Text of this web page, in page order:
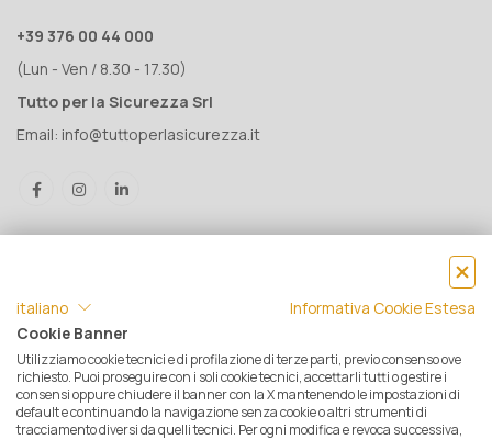
+39 376 00 44 000
(Lun - Ven / 8.30 - 17.30)
Tutto per la Sicurezza Srl
Email: info@tuttoperlasicurezza.it
® Tutto per la Sicurezza Srl IT05500560288 | Rea 471793 - C.S. €
10.000 i.v. | © 2025 Tutti i diritti riservati. Tutto per la sicurezza è un
marchio registrato
italiano
Informativa Cookie Estesa
Cookie Banner
Utilizziamo cookie tecnici e di profilazione di terze parti, previo consenso ove
richiesto. Puoi proseguire con i soli cookie tecnici, accettarli tutti o gestire i
consensi oppure chiudere il banner con la X mantenendo le impostazioni di
default e continuando la navigazione senza cookie o altri strumenti di
tracciamento diversi da quelli tecnici. Per ogni modifica e revoca successiva,